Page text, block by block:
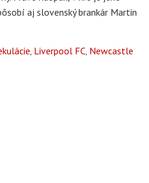
aj slovenský brankár Martin
Liverpool FC Newcastle